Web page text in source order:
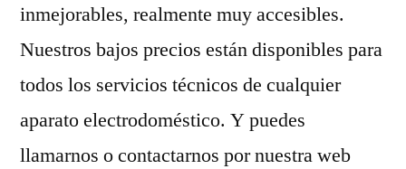
inmejorables, realmente muy accesibles.
Nuestros bajos precios están disponibles para
todos los servicios técnicos de cualquier
aparato electrodoméstico. Y puedes
llamarnos o contactarnos por nuestra web